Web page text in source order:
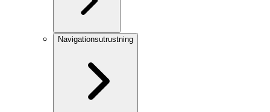
Navigationsutrustning